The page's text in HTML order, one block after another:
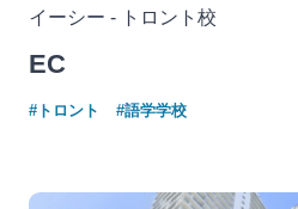
イーシー - トロント校
EC
#トロント #語学学校